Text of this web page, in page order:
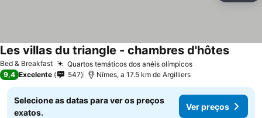
Bed & Breakfast Quartos temáticos dos anéis olímpicos
Les villas du triangle - chambres d'hôtes
9,4 Excelente 547 Nîmes, a 17.5 km de Argilliers
Selecione as datas para ver os preços
exatos.
Ver preços